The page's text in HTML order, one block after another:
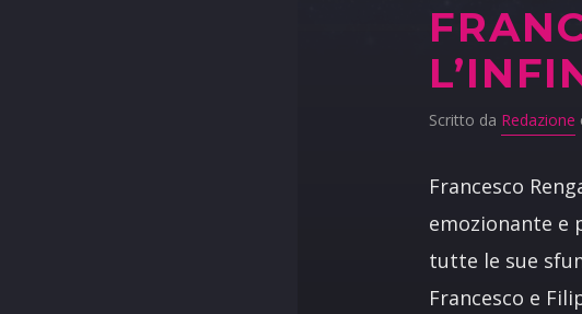
Scritto da Redazione
Francesco
emozionante e
tutte le sue
Francesco e